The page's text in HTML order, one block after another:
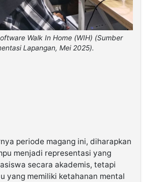
Walk In Home (WIH) (Sumber
Lapangan, Mei 2025).
periode magang ini, diharapkan
menjadi representasi yang
secara akademis, tetapi
yang memiliki ketahanan mental